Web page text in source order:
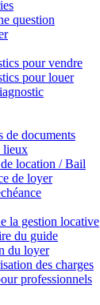
question
pour vendre
pour louer
de documents
lieux
location / Bail
de loyer
la gestion locative
du guide
du loyer
des charges
professionnels